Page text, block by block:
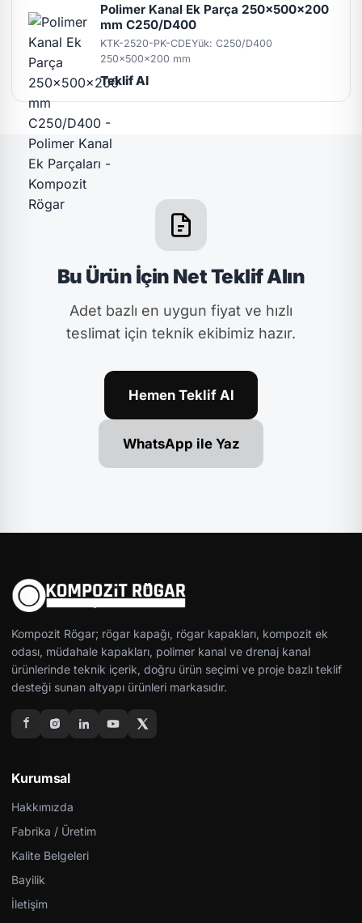
Polimer Kanal Ek Parça 250x500x200
mm C250/D400
KTK-2520-PK-CDEYük: C250/D400
250x500x200 mm
Teklif Al
Bu Ürün İçin Net Teklif Alın
Adet bazlı en uygun fiyat ve hızlı
teslimat için teknik ekibimiz hazır.
Hemen Teklif Al
WhatsApp ile Yaz
Kompozit Rögar; rögar kapağı, rögar kapakları, kompozit ek
odası, müdahale kapakları, polimer kanal ve drenaj kanal
ürünlerinde teknik içerik, doğru ürün seçimi ve proje bazlı teklif
desteği sunan altyapı ürünleri markasıdır.
Kurumsal
Hakkımızda
Fabrika / Üretim
Kalite Belgeleri
Bayilik
İletişim